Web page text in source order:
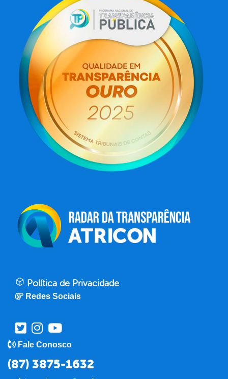
Política de Privacidade
Redes Sociais
Fale Conosco
(87) 3875-1632